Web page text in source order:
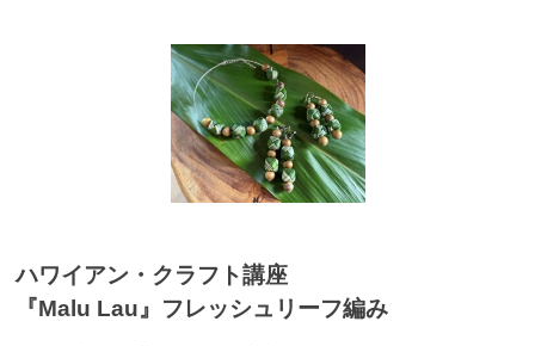
ハワイアン・クラフト講座
『Malu Lau』フレッシュリーフ編み